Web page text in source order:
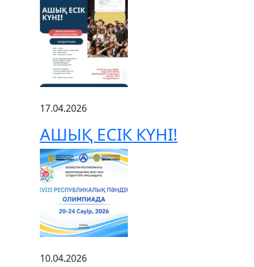
17.04.2026
АШЫҚ ЕСІК КҮНІ!
10.04.2026